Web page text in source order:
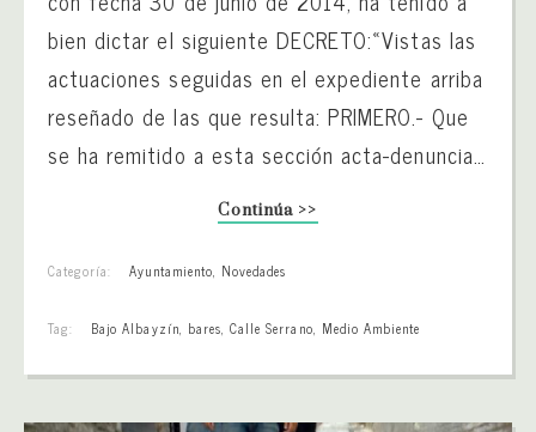
bien dictar el siguiente DECRETO:«Vistas las
actuaciones seguidas en el expediente arriba
reseñado de las que resulta: PRIMERO.- Que
se ha remitido a esta sección acta-denuncia…
Continúa >>
Categoría: Ayuntamiento, Novedades
Tag: Bajo Albayzín, bares,Calle Serrano, Medio Ambiente